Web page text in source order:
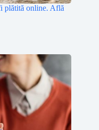
plătită online. Află